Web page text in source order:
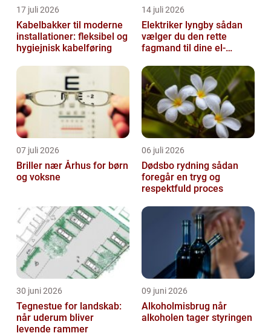
17 juli 2026
Kabelbakker til moderne
installationer: fleksibel og
hygiejnisk kabelføring
14 juli 2026
Elektriker lyngby sådan
vælger du den rette
fagmand til dine el-
07 juli 2026
Briller nær Århus for børn
og voksne
06 juli 2026
Dødsbo rydning sådan
foregår en tryg og
respektfuld proces
30 juni 2026
Tegnestue for landskab:
når uderum bliver
levende rammer
09 juni 2026
Alkoholmisbrug når
alkoholen tager styringen